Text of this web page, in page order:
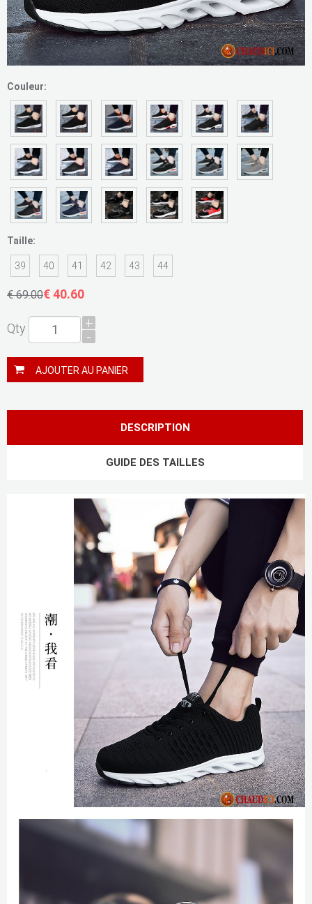
Couleur:
Taille:
39 40 41 42 43 44
€ 69.00€ 40.60
Qty +
-
AJOUTER AU PANIER
DESCRIPTION
GUIDE DES TAILLES